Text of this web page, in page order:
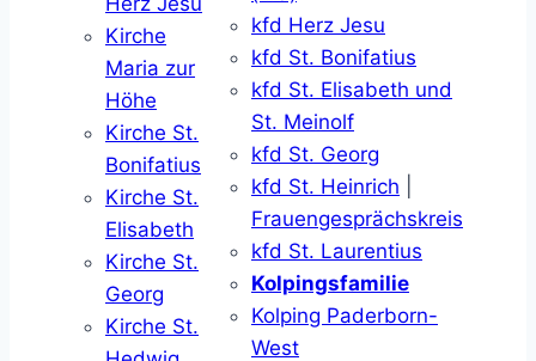
Kirche
Maria zur
Höhe
Kirche St.
Bonifatius
Kirche St.
Elisabeth
Kirche St.
Georg
Kirche St.
kfd Herz Jesu
kfd St. Bonifatius
kfd St. Elisabeth und
St. Meinolf
kfd St. Georg
kfd St. Heinrich
Frauengesprächskreis
kfd St. Laurentius
Kolpingsfamilie
Kolping Paderborn-
West